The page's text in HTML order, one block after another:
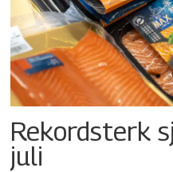
Rekordsterk
juli